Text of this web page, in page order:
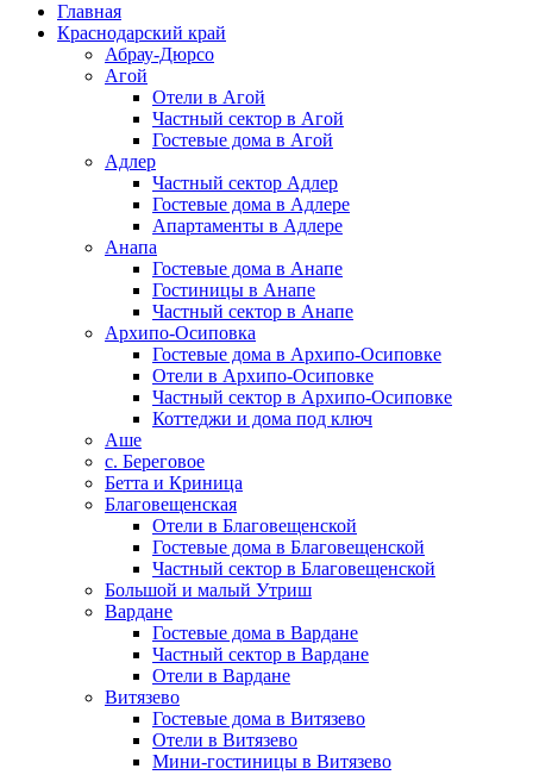
Главная
Краснодарский край
Абрау-Дюрсо
Агой
Отели в Агой
Частный сектор в Агой
Гостевые дома в Агой
Адлер
Частный сектор Адлер
Гостевые дома в Адлере
Апартаменты в Адлере
Анапа
Гостевые дома в Анапе
Гостиницы в Анапе
Частный сектор в Анапе
Архипо-Осиповка
Гостевые дома в Архипо-Осиповке
Отели в Архипо-Осиповке
Частный сектор в Архипо-Осиповке
Коттеджи и дома под ключ
Аше
с. Береговое
Бетта и Криница
Благовещенская
Отели в Благовещенской
Гостевые дома в Благовещенской
Частный сектор в Благовещенской
Большой и малый Утриш
Вардане
Гостевые дома в Вардане
Частный сектор в Вардане
Отели в Вардане
Витязево
Гостевые дома в Витязево
Отели в Витязево
Мини-гостиницы в Витязево